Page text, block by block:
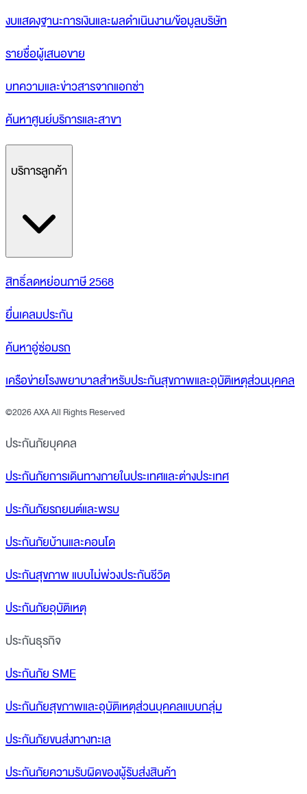
งบแสดงฐานะการเงินและผลดำเนินงาน/ข้อมูลบริษัท
รายชื่อผู้เสนอขาย
บทความและข่าวสารจากแอกซ่า
ค้นหาศูนย์บริการและสาขา
บริการลูกค้า
สิทธิ์ลดหย่อนภาษี 2568
ยื่นเคลมประกัน
ค้นหาอู่ซ่อมรถ
เครือข่ายโรงพยาบาลสำหรับประกันสุขภาพและอุบัติเหตุส่วนบุคคล
©2026 AXA All Rights Reserved
ประกันภัยบุคคล
ประกันภัยการเดินทางภายในประเทศและต่างประเทศ
ประกันภัยรถยนต์และพรบ
ประกันภัยบ้านและคอนโด
ประกันสุขภาพ แบบไม่พ่วงประกันชีวิต
ประกันภัยอุบัติเหตุ
ประกันธุรกิจ
ประกันภัย SME
ประกันภัยสุขภาพและอุบัติเหตุส่วนบุคคลแบบกลุ่ม
ประกันภัยขนส่งทางทะเล
ประกันภัยความรับผิดของผู้รับส่งสินค้า